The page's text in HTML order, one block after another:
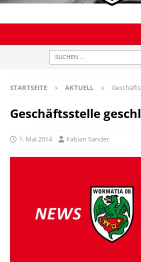
STARTSEITE AKTUELL
Geschäftsstelle
1. Mai 2014 Fabian Sander